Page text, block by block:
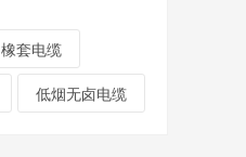
橡套电缆
低烟无卤电缆